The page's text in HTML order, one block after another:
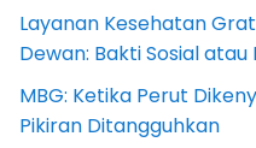
Layanan Kesehatan
Dewan: Bakti Sosial atau
MBG: Ketika Perut
Pikiran Ditangguhkan